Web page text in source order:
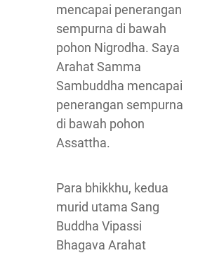
mencapai penerangan
sempurna di bawah
pohon Nigrodha. Saya
Arahat Samma
Sambuddha mencapai
penerangan sempurna
di bawah pohon
Assattha.
Para bhikkhu, kedua
murid utama Sang
Buddha Vipassi
Bhagava Arahat